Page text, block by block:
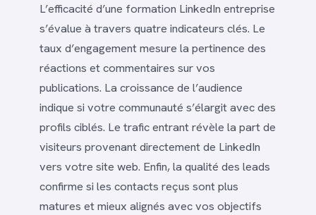
L’efficacité d’une formation LinkedIn entreprise
s’évalue à travers quatre indicateurs clés. Le
taux d’engagement mesure la pertinence des
réactions et commentaires sur vos
publications. La croissance de l’audience
indique si votre communauté s’élargit avec des
profils ciblés. Le trafic entrant révèle la part de
visiteurs provenant directement de LinkedIn
vers votre site web. Enfin, la qualité des leads
confirme si les contacts reçus sont plus
matures et mieux alignés avec vos objectifs